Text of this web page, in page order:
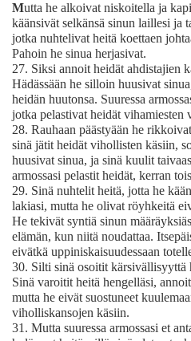
Mutta he alkoivat niskoitella ja
käänsivät selkänsä sinun laillesi ja
jotka nuhtelivat heitä koettaen
Pahoin he sinua herjasivat.
27. Siksi annoit heidät ahdistajien
Hädässään he silloin huusivat
heidän huutonsa. Suuressa
jotka pelastivat heidät vihamiesten
28. Rauhaan päästyään he
sinä jätit heidät vihollisten käsiin,
huusivat sinua, ja sinä kuulit
armossasi pelastit heidät, kerran
29. Sinä nuhtelit heitä, jotta he
lakiasi, mutta he olivat röyhkeitä
He tekivät syntiä sinun
elämän, kun niitä noudattaa.
eivätkä uppiniskaisuudessaan
30. Silti sinä osoitit kärsivällisyyttä
Sinä varoitit heitä hengelläsi,
mutta he eivät suostuneet
viholliskansojen käsiin.
31. Mutta suuressa armossasi et